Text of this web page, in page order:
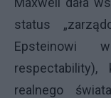
status
Epsteinowi
realnego